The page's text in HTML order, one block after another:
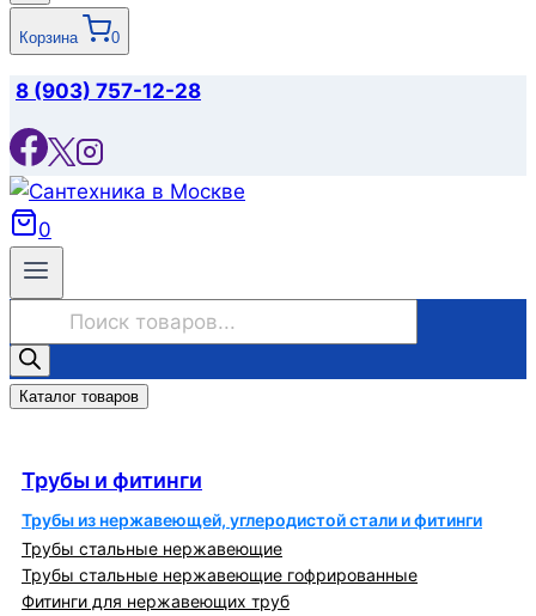
Корзина 0
8 (903) 757-12-28
0
товаров
Каталог товаров
Трубы и фитинги
Трубы из нержавеющей, углеродистой стали и фитинги
Трубы стальные нержавеющие
Трубы стальные нержавеющие гофрированные
Фитинги для нержавеющих труб